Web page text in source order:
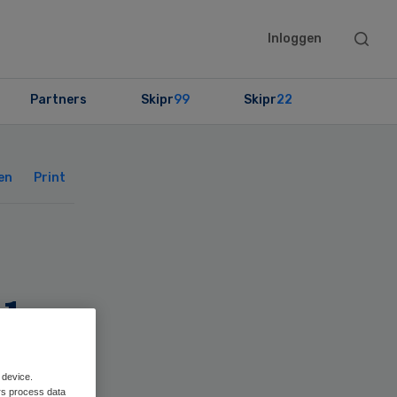
Inloggen
Search
Partners Skipr99 Skipr22
Print
process data